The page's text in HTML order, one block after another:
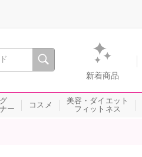
。通販・テレビショッピングのショップチャンネル
新着商品
ー
コスメ
美容・ダイエット
フィットネス